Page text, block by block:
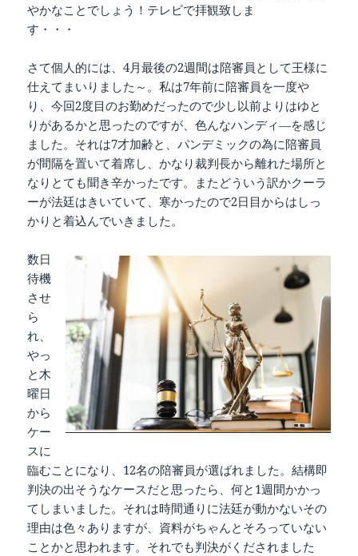
やかなことでしょう！テレビで拝観致しま
す・・・
さて個人的には、4月最後の2週間は陪審員として王様に
仕えてまいりました～。私は7年前に陪審員を一度や
り、今回2度目のお勤めだったので少し以前よりはゆと
りがあるかと思ったのですが、色んなハンディ―を感じ
ました。それは7才加齢と、パンデミックの為に陪審員
が間隔を置いて着席し、かなり裁判長から離れた場所と
なりとても聞き辛かったです。またどういう訳かクーラ
ーが法廷はきいていて、寒かったので2日目からはしっ
かりと着込んでいきました。
数日
待機
させ
ら
れ、
やっ
と木
曜日
から
ケー
スに
臨むことになり、12名の陪審員が選ばれました。結構即
判決の出そうなケースだと思ったら、何と1週間かかっ
てしまいました。それは時間通りに法廷が動かないその
理由は色々ありますが、資料がちゃんとそろっていない
ことかと思われます。それでも判決がくだされました